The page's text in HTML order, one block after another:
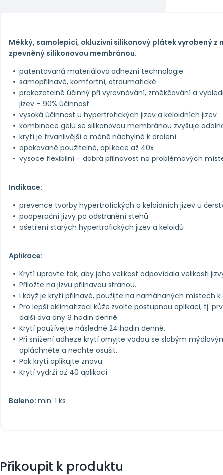
Měkký, samolepicí, okluzivní silikonový plátek vyrobený z
zpevněný silikonovou membránou.
patentovaná materiálová adhezní technologie
samopřilnavé, komfortní, atraumatické
prokazatelně účinný při vyrovnávání, změkčování a
jizev – 90% účinnost
vysoká účinnost u hypertrofických jizev a keloidních jizev
kombinace gelu se silikonovou membránou zvyšuje
krytí je trvanlivější a méně náchylné k drolení
opakovaně použitelné, aplikace až 40x
vysoce flexibilní – dobrá přilnavost na problémových
Indikace:
prevence tvorby hypertrofických a keloidních jizev u
pooperační jizvy po odstranění stehů
ošetření starých hypertrofických jizev a keloidů
Aplikace:
Krytí upravte tak, aby jeho velikost odpovídala velikosti
Přiložte na jizvu přilnavou stranou.
I když je krytí přilnavé, použijte na namáhaných místech k
Pro lepší aklimatizaci kůže zvolte postupnou aplikaci, tj.
další dva dny 8 hodin denně.
Krytí používejte následně 24 hodin denně.
Při snížení adheze krytí omyjte vodou se slabým
opláchněte a nechte osušit.
Pak krytí aplikujte znovu.
Krytí vydrží až 40 aplikací.
Baleno: min. 1 ks
Přikoupit k produktu